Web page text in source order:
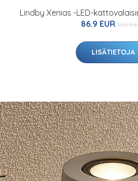
Lindby Xenias -LED-
86.9 EUR 109.9
LISÄTIETOJA